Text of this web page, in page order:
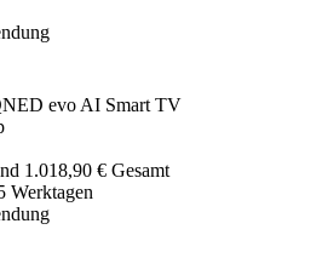
evo AI Smart TV
1.018,90 € Gesamt
Werktagen